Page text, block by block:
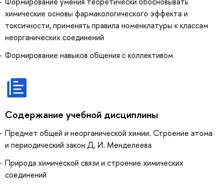
химические основы фармакологического эффекта и
токсичности, применять правила номенклатуры к классам
неорганических соединений
Формирование навыков общения с коллективом
Содержание учебной дисциплины
Предмет общей и неорганической химии. Строение атома
и периодический закон Д. И. Менделеева
Природа химической связи и строение химических
соединений